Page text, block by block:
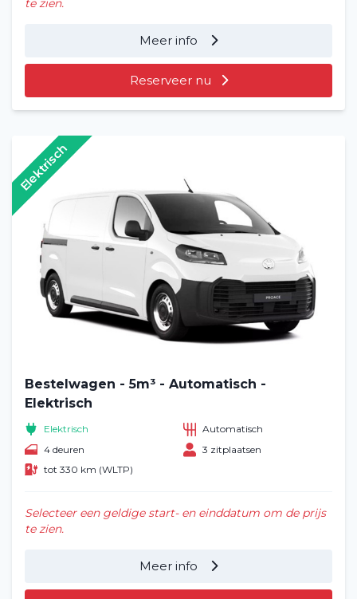
te zien.
Meer info
Reserveer nu
Bestelwagen - 5m³ - Automatisch -
Elektrisch
Elektrisch
Automatisch
4 deuren
3 zitplaatsen
tot 330 km (WLTP)
Selecteer een geldige start- en einddatum om de prijs
te zien.
Meer info
Elektrisch